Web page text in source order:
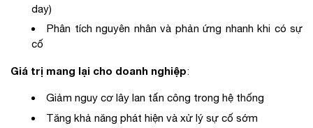
day)
Phân tích nguyên nhân và phản ứng nhanh khi có sự
cố
Giá trị mang lại cho doanh nghiệp:
Giảm nguy cơ lây lan tấn công trong hệ thống
Tăng khả năng phát hiện và xử lý sự cố sớm